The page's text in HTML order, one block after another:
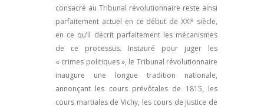
consacré au Tribunal révolutionnaire reste ainsi
parfaitement actuel en ce début de XXIe siècle,
en ce qu’il décrit parfaitement les mécanismes
de ce processus. Instauré pour juger les
« crimes politiques », le Tribunal révolutionnaire
inaugure une longue tradition nationale,
annonçant les cours prévôtales de 1815, les
cours martiales de Vichy, les cours de justice de